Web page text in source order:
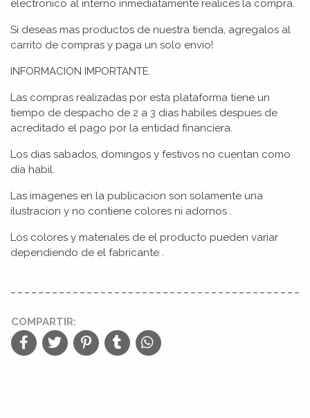
electronico al interno inmediatamente realices la compra.
Si deseas mas productos de nuestra tienda, agregalos al
carrito de compras y paga un solo envio!
INFORMACION IMPORTANTE.
Las compras realizadas por esta plataforma tiene un
tiempo de despacho de 2 a 3 dias habiles despues de
acreditado el pago por la entidad financiera.
Los dias sabados, domingos y festivos no cuentan como
dia habil.
Las imagenes en la publicacion son solamente una
ilustracion y no contiene colores ni adornos .
Los colores y materiales de el producto pueden variar
dependiendo de el fabricante .
COMPARTIR: